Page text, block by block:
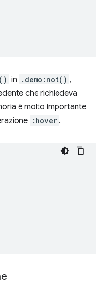
in .demo:not() ,
che richiedeva
è molto importante
:hover .